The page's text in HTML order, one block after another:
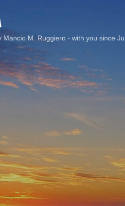
Mancio M. Ruggiero - with you since